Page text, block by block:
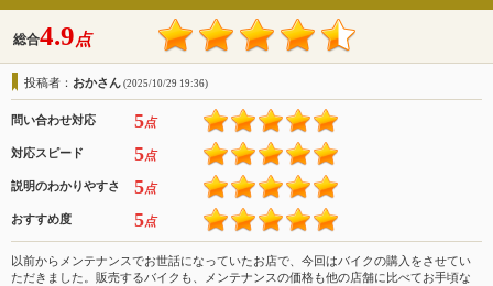
総合4.9点
投稿者： おかさん (2025/10/29 19:36)
問い合わせ対応 5点
対応スピード 5点
説明のわかりやすさ 5点
おすすめ度 5点
以前からメンテナンスでお世話になっていたお店で、今回はバイクの購入をさせてい
ただきました。販売するバイクも、メンテナンスの価格も他の店舗に比べてお手頃な